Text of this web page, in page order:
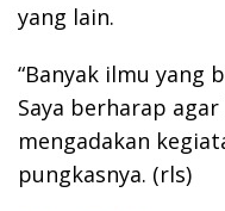
yang lain.
“Banyak ilmu yang
Saya berharap
mengadakan
pungkasnya. (rls)